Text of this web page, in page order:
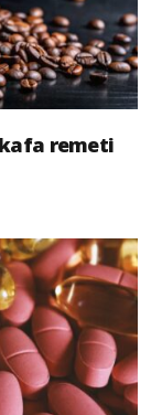
remeti